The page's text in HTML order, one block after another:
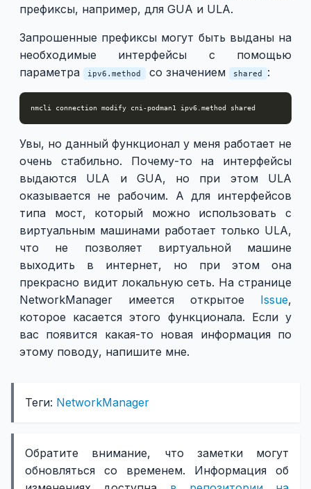
префиксы, например, для GUA и ULA.
Запрошенные префиксы могут быть выданы на
необходимые интерфейсы с помощью
параметра
ipv6.method со значением shared :
Увы, но данный функционал у меня работает не
очень стабильно. Почему-то на интерфейсы
выдаются ULA и GUA, но при этом ULA
оказывается не рабочим. А для интерфейсов
типа мост, который можно использовать с
виртуальным машинами работает только ULA,
что не позволяет виртуальной машине
выходить в интернет, но при этом она
прекрасно видит локальную сеть. На странице
NetworkManager имеется открытое Issue,
которое касается этого функционала. Если у
вас появится какая-то новая информация по
этому поводу, напишите мне.
Теги: NetworkManager
Обратите внимание, что заметки могут
обновляться со временем. Информация об